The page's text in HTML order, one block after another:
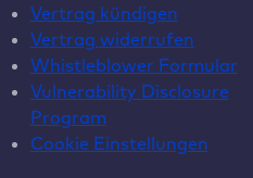
Vertrag kündigen
Vertrag widerrufen
Whistleblower Formular
Vulnerability Disclosure
Program
Cookie Einstellungen